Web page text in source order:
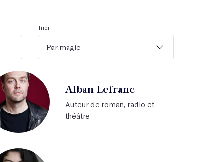
Trier
Par magie
Alban Lefranc
Auteur de roman, radio et
théâtre